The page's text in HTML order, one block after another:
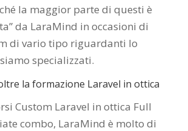
la maggior parte di questi è
da LaraMind in occasioni di
di vario tipo riguardanti lo
specializzati.
la formazione Laravel in ottica
Custom Laravel in ottica Full
combo, LaraMind è molto di